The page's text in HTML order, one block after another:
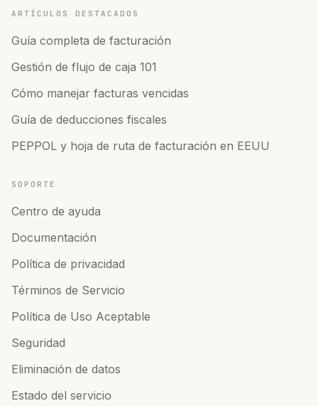
ARTÍCULOS DESTACADOS
Guía completa de facturación
Gestión de flujo de caja 101
Cómo manejar facturas vencidas
Guía de deducciones fiscales
PEPPOL y hoja de ruta de facturación en EEUU
SOPORTE
Centro de ayuda
Documentación
Política de privacidad
Términos de Servicio
Política de Uso Aceptable
Seguridad
Eliminación de datos
Estado del servicio